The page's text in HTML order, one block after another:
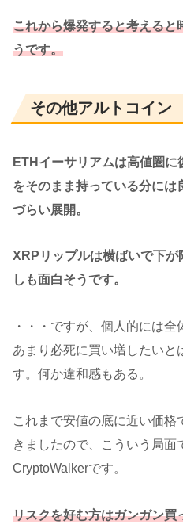
これから爆発すると考えると
うです。
その他アルトコイン
ETHイーサリアムは高値圏
をそのまま持っている分には
づらい展開。
XRPリップルは横ばいで下
しも面白そうです。
・・・ですが、個人的には全
あまり必死に買い増したいと
す。何か違和感もある。
これまで安値の底に近い価格
きましたので、こういう局面
CryptoWalkerです。
リスクを好む方はガンガン買